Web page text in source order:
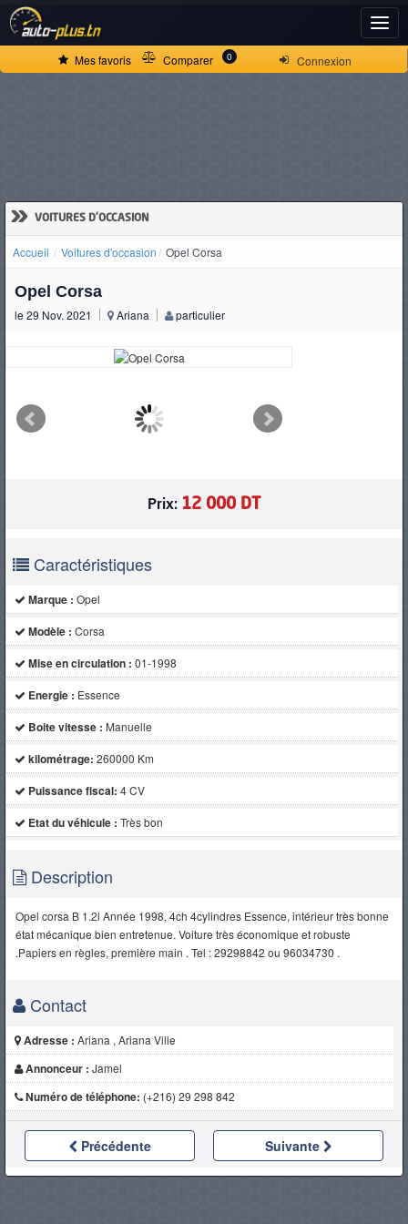
Connexion
Mes favoris Comparer 0
» VOITURES D'OCCASION
Accueil Voitures d'occasion Opel Corsa
Opel Corsa
le 29 Nov. 2021 Ariana particulier
Prix: 12 000 DT
Caractéristiques
Marque : Opel
Modèle : Corsa
Mise en circulation : 01-1998
Energie : Essence
Boite vitesse : Manuelle
kilométrage: 260000 Km
Puissance fiscal: 4 CV
Etat du véhicule : Très bon
Description
Opel corsa B 1.2l Année 1998, 4ch 4cylindres Essence, intérieur très bonne
état mécanique bien entretenue. Voiture très économique et robuste
.Papiers en règles, première main . Tel : 29298842 ou 96034730 .
Contact
Adresse : Ariana , Ariana Ville
Annonceur : Jamel
Numéro de téléphone: (+216) 29 298 842
Précédente Suivante
ACCUEIL
D'OCCASION
PNEUS